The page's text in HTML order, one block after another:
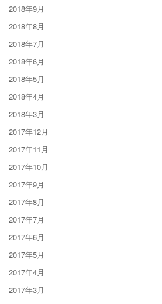
2018年9月
2018年8月
2018年7月
2018年6月
2018年5月
2018年4月
2018年3月
2017年12月
2017年11月
2017年10月
2017年9月
2017年8月
2017年7月
2017年6月
2017年5月
2017年4月
2017年3月